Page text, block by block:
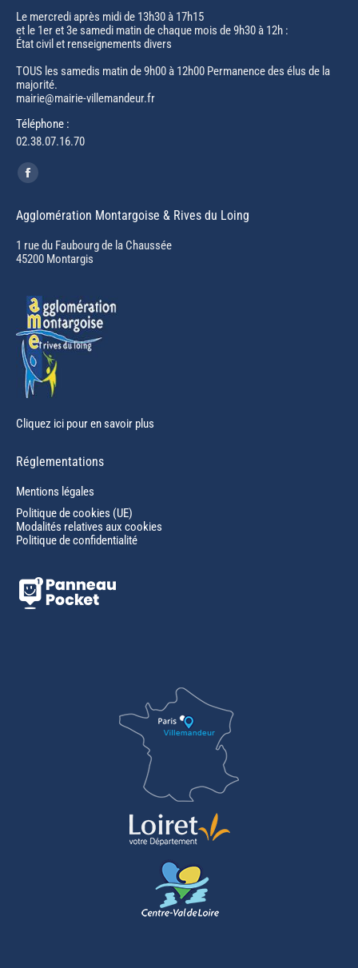
Le mercredi après midi de 13h30 à 17h15
et le 1er et 3e samedi matin de chaque mois de 9h30 à 12h :
État civil et renseignements divers
TOUS les samedis matin de 9h00 à 12h00 Permanence des élus de la
majorité.
mairie@mairie-villemandeur.fr
Téléphone :
02.38.07.16.70
Trouvez nous sur :
Facebook
opens
in
new
Agglomération Montargoise & Rives du Loing
1 rue du Faubourg de la Chaussée
45200 Montargis
Cliquez ici pour en savoir plus
Réglementations
Mentions légales
Politique de cookies (UE)
Modalités relatives aux cookies
Politique de confidentialité